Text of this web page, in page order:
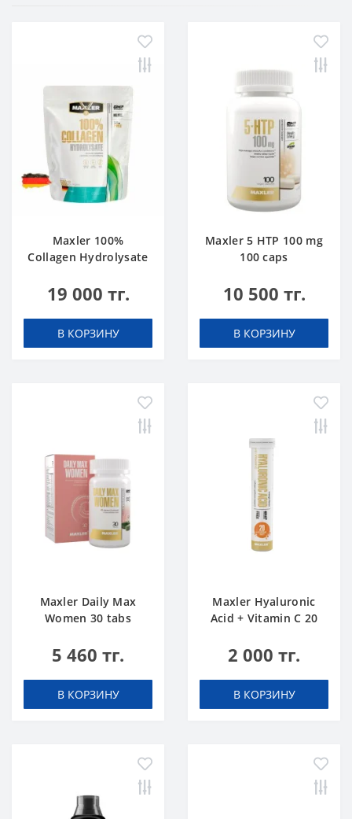
Maxler 100%
Collagen Hydrolysate
19 000 тг.
В КОРЗИНУ
Maxler 5 HTP 100 mg
100 caps
10 500 тг.
В КОРЗИНУ
Maxler Daily Max
Women 30 tabs
5 460 тг.
В КОРЗИНУ
Maxler Hyaluronic
Acid + Vitamin C 20
2 000 тг.
В КОРЗИНУ